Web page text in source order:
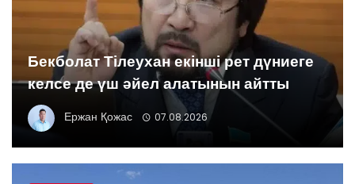
Бекболат Тілеухан екінші рет дүниеге
келсе де үш әйел алатынын айтты
Ержан Қожас 07.08.2026